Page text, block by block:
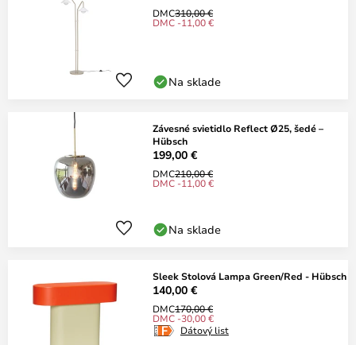
DMC310,00 €
DMC -11,00 €
Na sklade
Závesné svietidlo Reflect Ø25, šedé –
Hübsch
199,00 €
DMC210,00 €
DMC -11,00 €
Na sklade
Sleek Stolová Lampa Green/Red - Hübsch
140,00 €
DMC170,00 €
DMC -30,00 €
Dátový list